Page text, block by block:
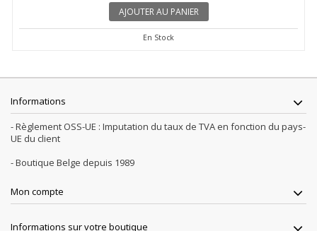
AJOUTER AU PANIER
En Stock
Informations
- Règlement OSS-UE : Imputation du taux de TVA en fonction du pays-
UE du client
- Boutique Belge depuis 1989
Mon compte
Informations sur votre boutique